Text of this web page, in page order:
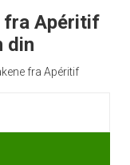
fra Apéritif
din
fra Apéritif